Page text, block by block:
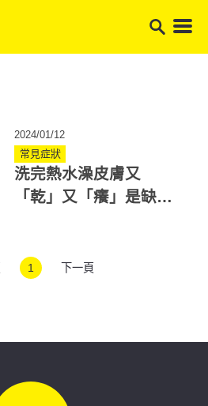
2024/01/12
常見症狀
洗完熱水澡皮膚又
「乾」又「癢」是缺脂
1 下一頁